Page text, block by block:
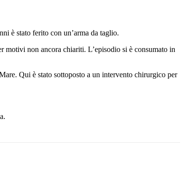
è stato ferito con un’arma da taglio.
motivi non ancora chiariti. L’episodio si è consumato in
Qui è stato sottoposto a un intervento chirurgico per